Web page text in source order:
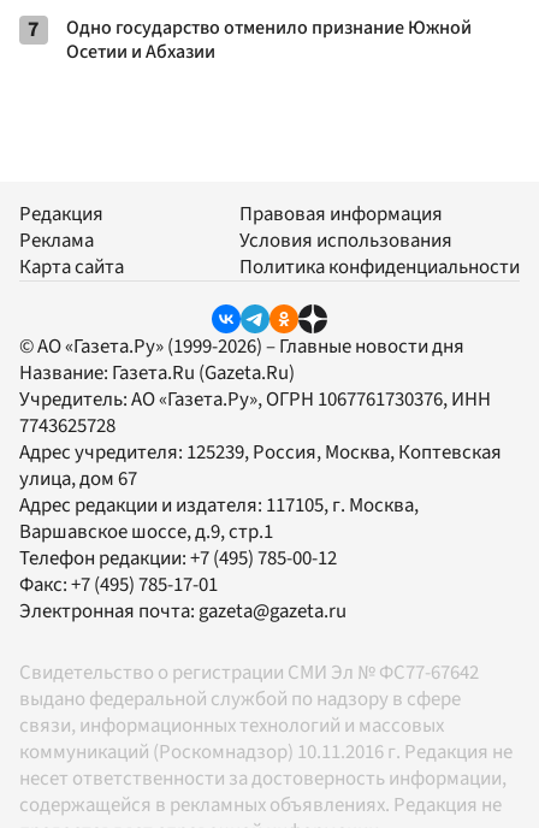
7
Одно государство отменило признание Южной
Осетии и Абхазии
Редакция
Реклама
Карта сайта
Правовая информация
Условия использования
Политика конфиденциальности
© АО «Газета.Ру» (1999-2026) – Главные новости дня
Название: Газета.Ru (Gazeta.Ru)
Учредитель:АО «Газета.Ру», ОГРН 1067761730376, ИНН
7743625728
Адрес учредителя: 125239, Россия, Москва, Коптевская
улица, дом 67
Адрес редакции и издателя: 117105, г. Москва,
Варшавское шоссе, д.9, стр.1
Телефон редакции:+7 (495) 785-00-12
Факс:+7 (495) 785-17-01
Электронная почта:gazeta@gazeta.ru
Свидетельство о регистрации СМИ Эл № ФС77-67642
выдано федеральной службой по надзору в сфере
связи, информационных технологий и массовых
коммуникаций (Роскомнадзор) 10.11.2016 г. Редакция не
несет ответственности за достоверность информации,
содержащейся в рекламных объявлениях. Редакция не